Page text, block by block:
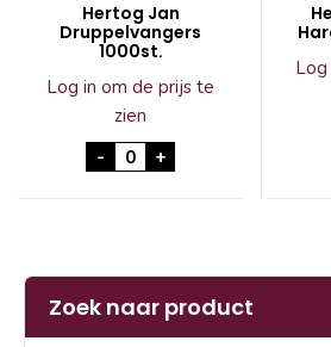
Hertog Jan
Druppelvangers
1000st.
Log in om de prijs te
zien
- Hertog Jan
+
Zoek naar product